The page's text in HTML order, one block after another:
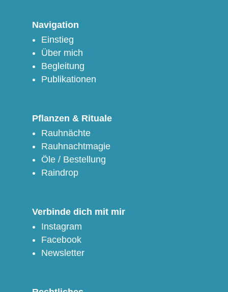
Navigation
Einstieg
Über mich
Begleitung
Publikationen
Pflanzen & Rituale
Rauhnächte
Rauhnachtmagie
Öle / Bestellung
Raindrop
Verbinde dich mit mir
Instagram
Facebook
Newsletter